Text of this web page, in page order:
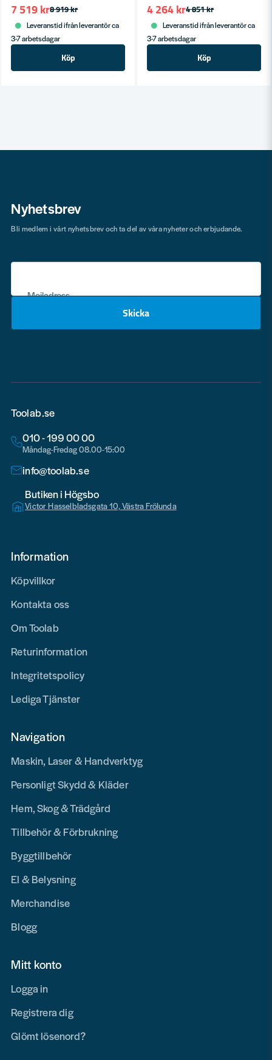
8 919 kr
7 519 kr
Leveranstid ifrån leverantör ca
3-7 arbetsdagar
Köp
4 851 kr
4 264 kr
Leveranstid ifrån leverantör ca
3-7 arbetsdagar
Köp
Nyhetsbrev
Mejladress
Skicka
Bli medlem i vårt nyhetsbrev och ta del av våra nyheter och erbjudande.
Toolab.se
010 - 199 00 00
Måndag-Fredag 08.00-15:00
info@toolab.se
Butiken i Högsbo
Victor Hasselbladsgata 10, Västra Frölunda
Information
Köpvillkor
Kontakta oss
Om Toolab
Returinformation
Integritetspolicy
Lediga Tjänster
Navigation
Maskin, Laser & Handverktyg
Personligt Skydd & Kläder
Hem, Skog & Trädgård
Tillbehör & Förbrukning
Byggtillbehör
El & Belysning
Merchandise
Blogg
Mitt konto
Logga in
Registrera dig
Glömt lösenord?